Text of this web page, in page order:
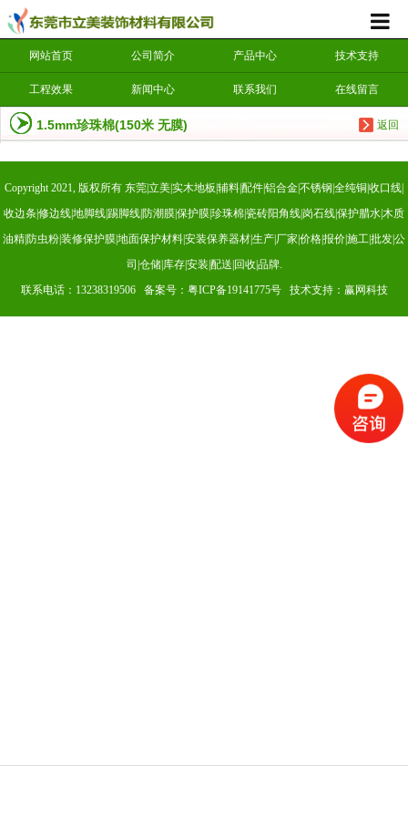
网站首页 公司简介 产品中心 技术支持
工程效果 新闻中心 联系我们 在线留言
返回
1.5mm珍珠棉(150米 无膜)
Copyright 2021, 版权所有 东莞|立美|实木地板|辅料|配件|铝合金|不锈钢|全纯铜|收口线|
收边条|修边线|地脚线|踢脚线|防潮膜|保护膜|珍珠棉|瓷砖阳角线|岗石线|保护腊水|木质
油精|防虫粉|装修保护膜|地面保护材料|安装保养器材|生产|厂家|价格|报价|施工|批发|公
司|仓储|库存|安装|配送|回收|品牌.
联系电话：13238319506 备案号： 粤ICP备19141775号 技术支持：赢网科技